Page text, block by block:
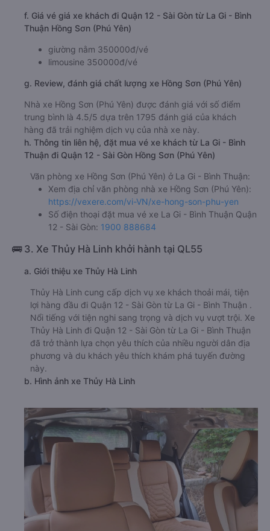
f. Giá vé giá xe khách đi Quận 12 - Sài Gòn từ La Gi - Bình
Thuận Hồng Sơn (Phú Yên)
giường nằm 350000đ/vé
limousine 350000đ/vé
g. Review, đánh giá chất lượng xe Hồng Sơn (Phú Yên)
Nhà xe Hồng Sơn (Phú Yên) được đánh giá với số điểm
trung bình là 4.5/5 dựa trên 1795 đánh giá của khách
hàng đã trải nghiệm dịch vụ của nhà xe này.
h. Thông tin liên hệ, đặt mua vé xe khách từ La Gi - Bình
Thuận đi Quận 12 - Sài Gòn Hồng Sơn (Phú Yên)
Văn phòng xe Hồng Sơn (Phú Yên) ở La Gi - Bình Thuận:
Xem địa chỉ văn phòng nhà xe Hồng Sơn (Phú Yên):
https://vexere.com/vi-VN/xe-hong-son-phu-yen
Số điện thoại đặt mua vé xe La Gi - Bình Thuận Quận
12 - Sài Gòn: 1900 888684
🚌 3. Xe Thủy Hà Linh khởi hành tại QL55
a. Giới thiệu xe Thủy Hà Linh
Thủy Hà Linh cung cấp dịch vụ xe khách thoải mái, tiện
lợi hàng đầu đi Quận 12 - Sài Gòn từ La Gi - Bình Thuận .
Nổi tiếng với tiện nghi sang trọng và dịch vụ vượt trội. Xe
Thủy Hà Linh đi Quận 12 - Sài Gòn từ La Gi - Bình Thuận
đã trở thành lựa chọn yêu thích của nhiều người dân địa
phương và du khách yêu thích khám phá tuyến đường
này.
b. Hình ảnh xe Thủy Hà Linh